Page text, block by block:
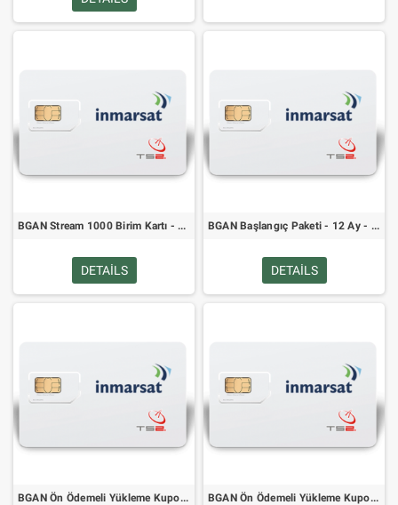
BGAN Stream 1000 Birim Kartı - 730 Gün Geçerlilik
DETAILS
BGAN Başlangıç Paketi - 12 Ay - 5000 Ünite Kartı
DETAILS
BGAN Ön Ödemeli Yükleme Kuponları: Statik IP Adresli 12 Ay BGAN Ön Ödemeli Yükleme Kuponları - 1 Aylık Uzatma